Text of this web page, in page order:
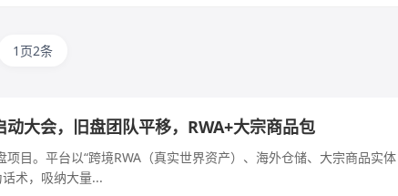
1页2条
大会，旧盘团队平移，RWA+大宗商品包
目。平台以“跨境RWA（真实世界资产）、海外仓储、大宗商品实体
术，吸纳大量...